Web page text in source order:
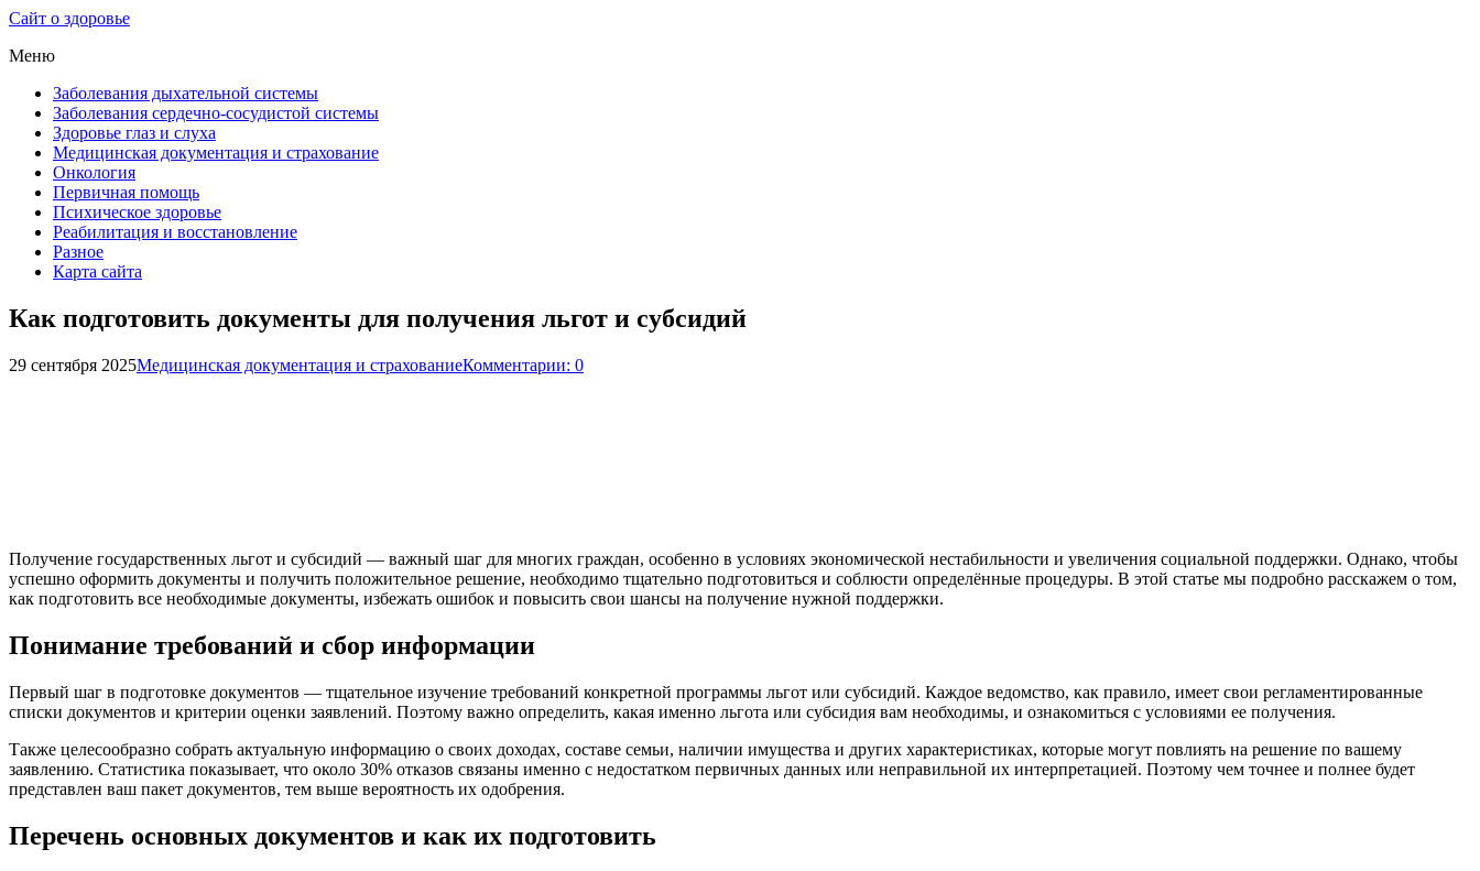
Сайт о здоровье
Меню
Заболевания дыхательной системы
Заболевания сердечно-сосудистой системы
Здоровье глаз и слуха
Медицинская документация и страхование
Онкология
Первичная помощь
Психическое здоровье
Реабилитация и восстановление
Разное
Карта сайта
Как подготовить документы для получения льгот и субсидий
29 сентября 2025Медицинская документация и страхованиеКомментарии: 0
Получение государственных льгот и субсидий — важный шаг для многих граждан, особенно в условиях экономической нестабильности и увеличения социальной поддержки. Однако, чтобы
успешно оформить документы и получить положительное решение, необходимо тщательно подготовиться и соблюсти определённые процедуры. В этой статье мы подробно расскажем о том,
как подготовить все необходимые документы, избежать ошибок и повысить свои шансы на получение нужной поддержки.
Понимание требований и сбор информации
Первый шаг в подготовке документов — тщательное изучение требований конкретной программы льгот или субсидий. Каждое ведомство, как правило, имеет свои регламентированные
списки документов и критерии оценки заявлений. Поэтому важно определить, какая именно льгота или субсидия вам необходимы, и ознакомиться с условиями ее получения.
Также целесообразно собрать актуальную информацию о своих доходах, составе семьи, наличии имущества и других характеристиках, которые могут повлиять на решение по вашему
заявлению. Статистика показывает, что около 30% отказов связаны именно с недостатком первичных данных или неправильной их интерпретацией. Поэтому чем точнее и полнее будет
представлен ваш пакет документов, тем выше вероятность их одобрения.
Перечень основных документов и как их подготовить